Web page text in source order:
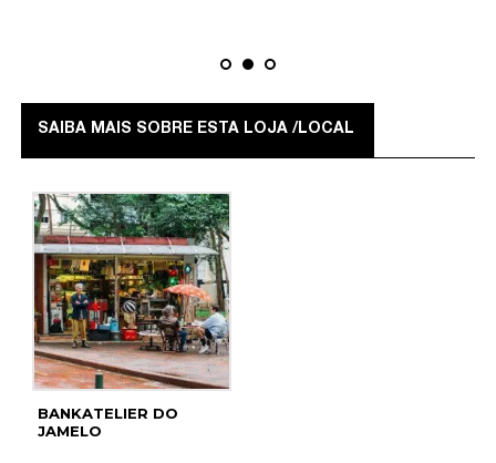
SAIBA MAIS SOBRE ESTA LOJA /LOCAL
BANKATELIER DO
JAMELO